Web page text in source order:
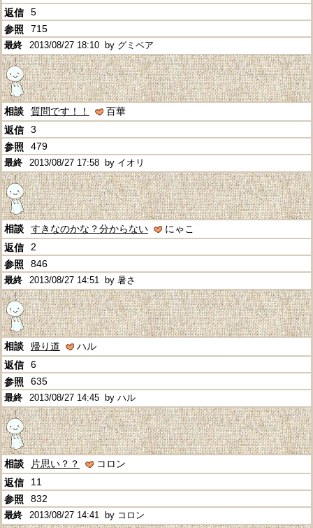
5
715
2013/08/27 18:10 by グミベア
質問です！！
百華
3
479
2013/08/27 17:58 by イオリ
すきなのかな？分からない
にゃこ
2
846
2013/08/27 14:51 by 暑さ
帰り道
ハル
6
635
2013/08/27 14:45 by ハル
片思い？？
コロン
11
832
2013/08/27 14:41 by コロン